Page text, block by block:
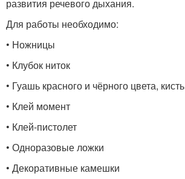
развития речевого дыхания.
Для работы необходимо:
• Ножницы
• Клубок ниток
• Гуашь красного и чёрного цвета, кисть
• Клей момент
• Клей-пистолет
• Одноразовые ложки
• Декоративные камешки